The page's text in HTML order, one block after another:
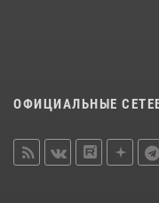
ОФИЦИАЛЬНЫЕ